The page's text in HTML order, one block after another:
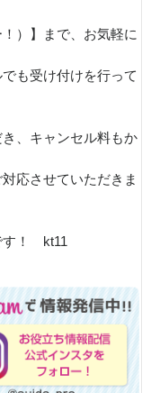
）】まで、お気軽に
も受け付けを行って
、キャンセル料もか
応させていただきま
す！ kt11